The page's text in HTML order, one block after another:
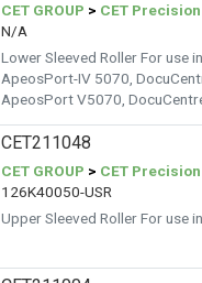
CET GROUP > CET
N/A
Lower Sleeved Roller For use
ApeosPort-IV 5070,
ApeosPort V5070,
CET211048
CET GROUP > CET
126K40050-USR
Upper Sleeved Roller For use